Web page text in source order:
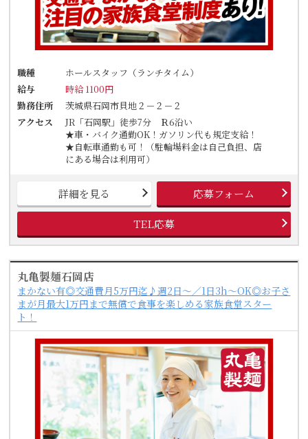
職種
ホールスタッフ（ランチタイム）
給与
時給 1100円
勤務住所
茨城県石岡市貝地２－２－２
アクセス
JR「石岡駅」徒歩7分 Ｒ6沿い
★車・バイク通勤OK！ガソリン代も規定支給！
★自転車通勤も可！（駐輪場料金は自己負担、店
にある場合は利用可）
詳細を見る 応募フォーム
TEL応募
丸亀製麺石岡店
まかない有◎交通費月5万円迄♪週2日～／1日3h～OK◎お子さ
まが月最大1万円まで無償で食事を楽しめる家族食堂スター
ト！